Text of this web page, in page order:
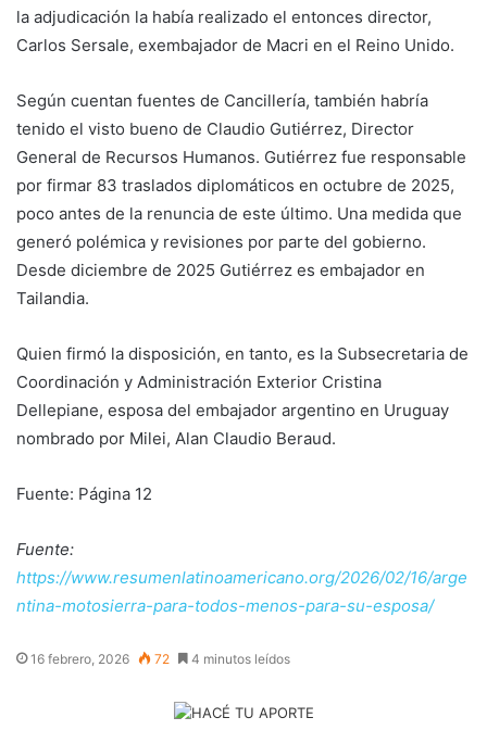
la adjudicación la había realizado el entonces director,
Carlos Sersale, exembajador de Macri en el Reino Unido.
Según cuentan fuentes de Cancillería, también habría
tenido el visto bueno de Claudio Gutiérrez, Director
General de Recursos Humanos. Gutiérrez fue responsable
por firmar 83 traslados diplomáticos en octubre de 2025,
poco antes de la renuncia de este último. Una medida que
generó polémica y revisiones por parte del gobierno.
Desde diciembre de 2025 Gutiérrez es embajador en
Tailandia.
Quien firmó la disposición, en tanto, es la Subsecretaria de
Coordinación y Administración Exterior Cristina
Dellepiane, esposa del embajador argentino en Uruguay
nombrado por Milei, Alan Claudio Beraud.
Fuente: Página 12
Fuente:
https://www.resumenlatinoamericano.org/2026/02/16/arge
ntina-motosierra-para-todos-menos-para-su-esposa/
16 febrero, 2026 72 4 minutos leídos